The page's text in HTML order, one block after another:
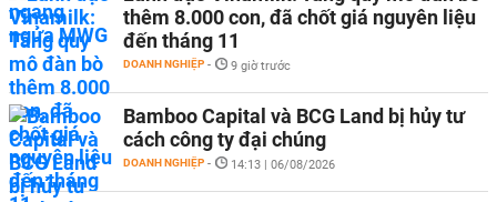
thêm 8.000 con, đã chốt giá nguyên liệu
đến tháng 11
DOANH NGHIỆP - 9 giờ trước
Bamboo Capital và BCG Land bị hủy tư
cách công ty đại chúng
DOANH NGHIỆP - 14:13 | 06/08/2026